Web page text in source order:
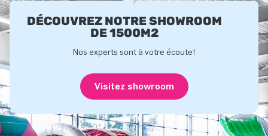
DÉCOUVREZ NOTRE SHOWROOM
DE 1500M2
Nos experts sont à votre écoute!
Visitez showroom